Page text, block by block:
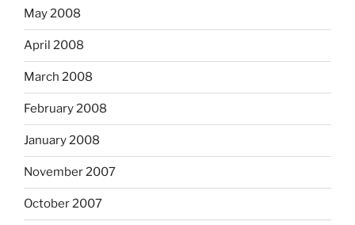
May 2008
April 2008
March 2008
February 2008
January 2008
November 2007
October 2007